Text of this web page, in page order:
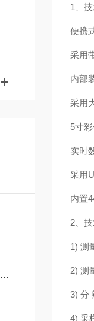
1、
便携
采用
内部
采用
5寸
实时
采用
内置
2、
1) 测
2) 测
3) 分
4) 采